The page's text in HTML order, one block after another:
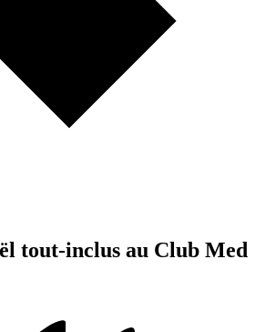
tout-inclus au Club Med